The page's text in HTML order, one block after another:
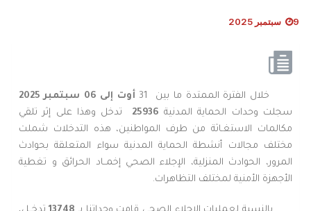
9 سبتمبر 2025
خلال الفترة الممتدة ما بين 31 أوت إلى 06 سبتمبر 2025
سجلت وحدات الحماية المدنية 25936
تدخل وهذا على إثر تلقي
مكالمات الاستغـاثة من طرف المواطنين، هذه التدخلات شملت
مختلف مجالات أنشطة الحماية المدنية سواء المتعلقة بحوادث
المرور، الحوادث المنزلية، الإجلاء الصحي إخمــاد الحرائق و تغطية
الأجهزة الأمنية لمختلف التظاهرات.